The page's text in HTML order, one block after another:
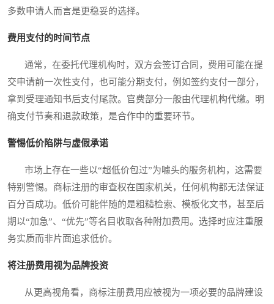
多数申请人而言是更稳妥的选择。
费用支付的时间节点
通常，在委托代理机构时，双方会签订合同，费用可能在提
交申请前一次性支付，也可能分期支付，例如签约支付一部分，
拿到受理通知书后支付尾款。官费部分一般由代理机构代缴。明
确支付节奏和退款政策，是合作中的重要环节。
警惕低价陷阱与虚假承诺
市场上存在一些以“超低价包过”为噱头的服务机构，这需要
特别警惕。商标注册的审查权在国家机关，任何机构都无法保证
百分百成功。低价可能伴随的是粗糙检索、模板化文书，甚至后
期以“加急”、“优先”等名目收取各种附加费用。选择时应注重服
务实质而非片面追求低价。
将注册费用视为品牌投资
从更高视角看，商标注册费用应被视为一项必要的品牌建设